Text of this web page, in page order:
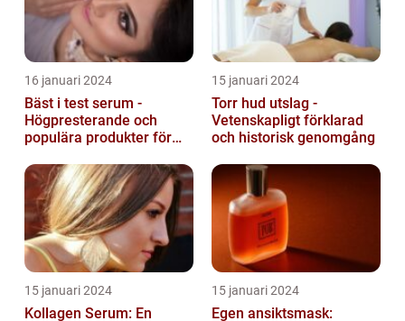
16 januari 2024
Bäst i test serum -
Högpresterande och
populära produkter för
15 januari 2024
Torr hud utslag -
Vetenskapligt förklarad
och historisk genomgång
15 januari 2024
Kollagen Serum: En
15 januari 2024
Egen ansiktsmask: